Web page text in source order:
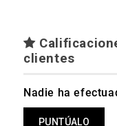
clientes
Nadie ha
PUNTÚALO